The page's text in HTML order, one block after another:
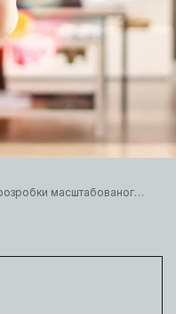
масштабованого